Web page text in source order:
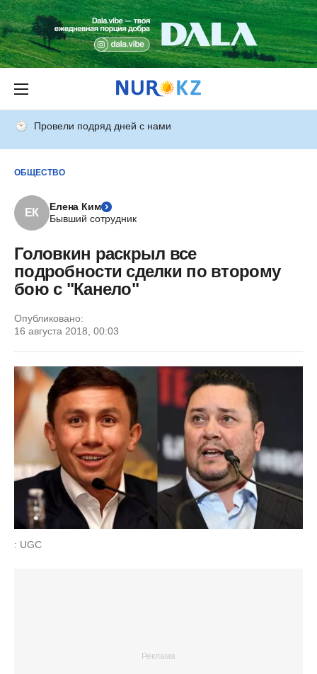
Провели подряд дней с нами
ОБЩЕСТВО
ЕК
Елена Ким
Бывший сотрудник
Головкин раскрыл все
подробности сделки по второму
бою с "Канело"
Опубликовано:
16 августа 2018, 00:03
: UGC